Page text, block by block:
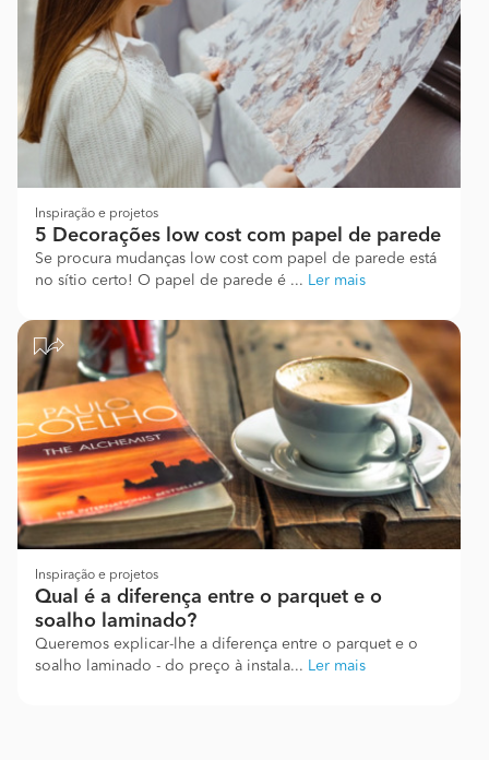
Inspiração e projetos
5 Decorações low cost com papel de parede
Se procura mudanças low cost com papel de parede está
no sítio certo! O papel de parede é ... Ler mais
Inspiração e projetos
Qual é a diferença entre o parquet e o
soalho laminado?
Queremos explicar-lhe a diferença entre o parquet e o
soalho laminado - do preço à instala... Ler mais